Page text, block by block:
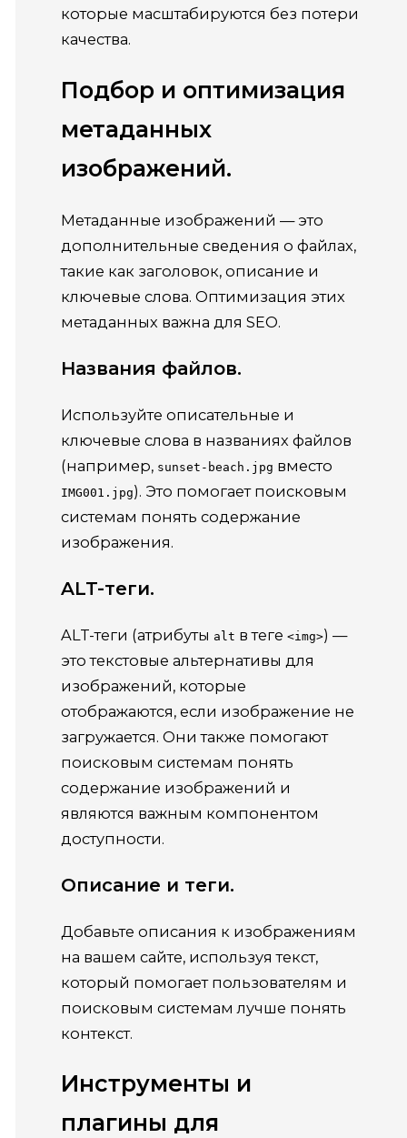
которые масштабируются без потери
качества.
Подбор и оптимизация
метаданных
изображений.
Метаданные изображений — это
дополнительные сведения о файлах,
такие как заголовок, описание и
ключевые слова. Оптимизация этих
метаданных важна для SEO.
Названия файлов.
Используйте описательные и
ключевые слова в названиях файлов
(например, sunset-beach.jpg вместо
IMG001.jpg). Это помогает поисковым
системам понять содержание
изображения.
ALT-теги.
ALT-теги (атрибуты alt в теге <img>) —
это текстовые альтернативы для
изображений, которые
отображаются, если изображение не
загружается. Они также помогают
поисковым системам понять
содержание изображений и
являются важным компонентом
доступности.
Описание и теги.
Добавьте описания к изображениям
на вашем сайте, используя текст,
который помогает пользователям и
поисковым системам лучше понять
контекст.
Инструменты и
плагины для